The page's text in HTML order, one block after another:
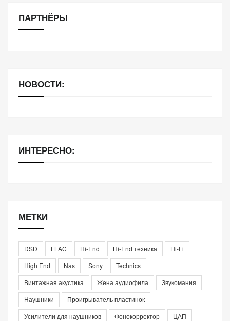
ПАРТНЁРЫ
НОВОСТИ:
ИНТЕРЕСНО:
МЕТКИ
DSD FLAC Hi-End Hi-End техника
Hi-Fi
High End
Nas Sony
Technics
Винтажная акустика
Жена аудиофила
Звукомания
Наушники
Проигрыватель пластинок
Усилители для наушников
Фонокорректор
ЦАП